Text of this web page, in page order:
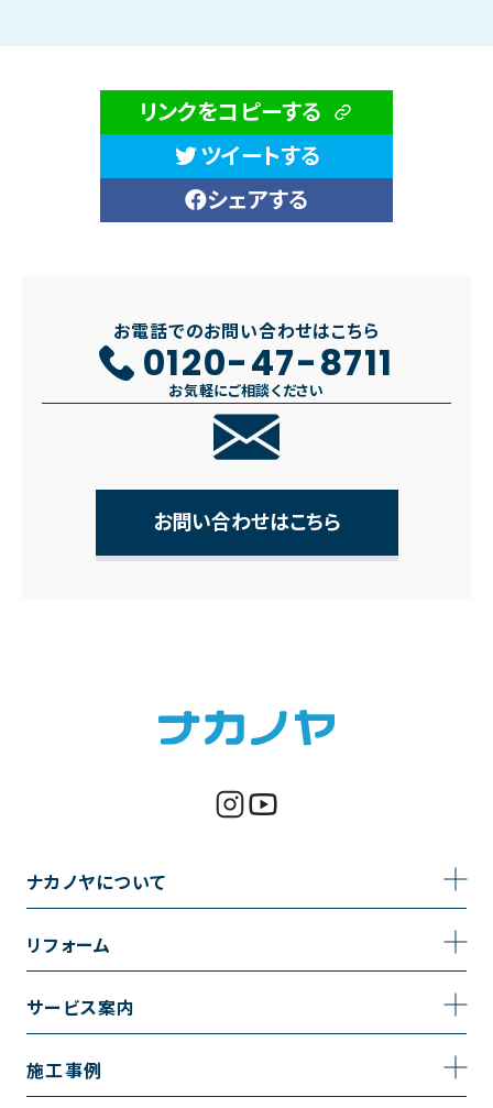
リンクをコピーする
ツイートする
シェアする
お電話でのお問い合わせはこちら
0120-47-8711
お気軽にご相談ください
お問い合わせはこちら
ナカノヤについて
採用情報
リフォーム
トイレのリフォーム
キッチンのリフォーム
サービス案内
サービスの流れ
施工事例